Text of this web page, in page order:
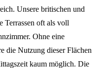
Unsere britischen und
Terrassen oft als voll
Ohne eine
die Nutzung dieser Flächen
kaum möglich. Die